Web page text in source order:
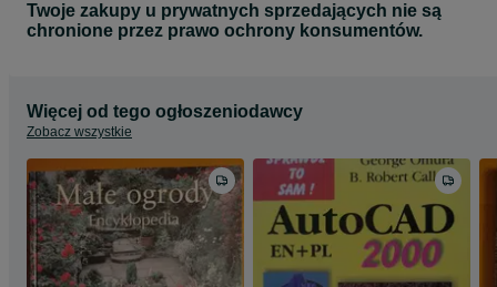
Twoje zakupy u prywatnych sprzedających nie są
chronione przez prawo ochrony konsumentów.
Więcej od tego ogłoszeniodawcy
Zobacz wszystkie